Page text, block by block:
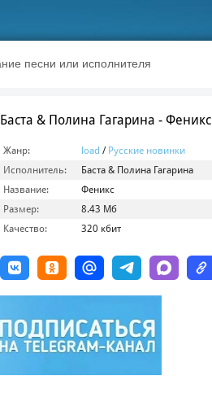
Баста & Полина Гагарина - Феникс
Жанр: load / Русские новинки
Исполнитель:
Баста & Полина Гагарина
Название:
Феникс
Размер:
8.43 Мб
Качество:
320 кбит